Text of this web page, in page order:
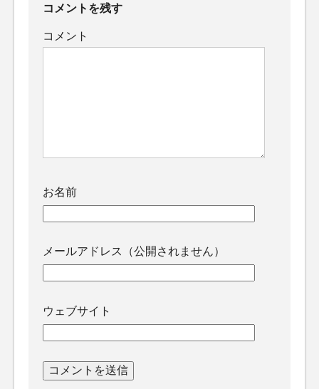
コメントを残す
コメント
お名前
メールアドレス（公開されません）
ウェブサイト